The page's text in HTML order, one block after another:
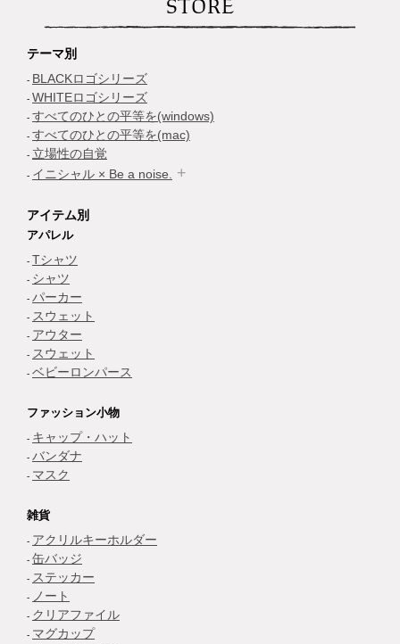
STORE
テーマ別
BLACKロゴシリーズ
WHITEロゴシリーズ
すべてのひとの平等を(windows)
すべてのひとの平等を(mac)
立場性の自覚
イニシャル × Be a noise.
アイテム別
アパレル
Tシャツ
シャツ
パーカー
スウェット
アウター
スウェット
ベビーロンパース
ファッション小物
キャップ・ハット
バンダナ
マスク
雑貨
アクリルキーホルダー
缶バッジ
ステッカー
ノート
クリアファイル
マグカップ